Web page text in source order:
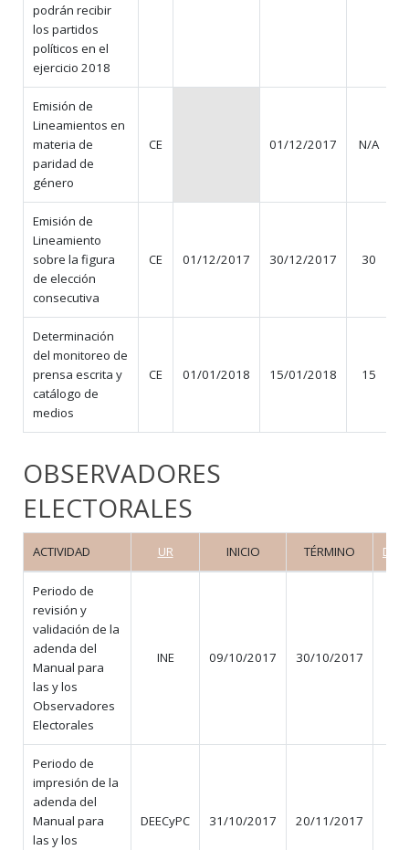
podrán recibir
los partidos
políticos en el
ejercicio 2018
Emisión de
Lineamientos en
materia de
paridad de
género
CE 01/12/2017 N/A
Emisión de
Lineamiento
sobre la figura
de elección
consecutiva
CE 01/12/2017 30/12/2017 30
Determinación
del monitoreo de
prensa escrita y
catálogo de
medios
CE 01/01/2018 15/01/2018 15
OBSERVADORES
ELECTORALES
ACTIVIDAD UR INICIO TÉRMINO DÍAS
Periodo de
revisión y
validación de la
adenda del
Manual para
las y los
Observadores
Electorales
INE 09/10/2017 30/10/2017
Periodo de
impresión de la
adenda del
Manual para
las y los
DEECyPC 31/10/2017 20/11/2017